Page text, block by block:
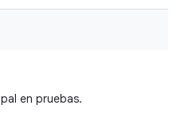
en pruebas.